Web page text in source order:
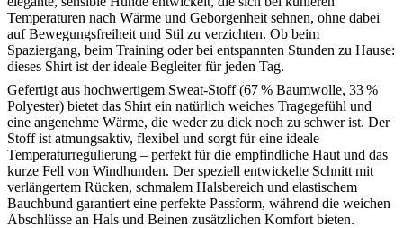
Temperaturen nach Wärme und Geborgenheit sehnen, ohne dabei
auf Bewegungsfreiheit und Stil zu verzichten. Ob beim
Spaziergang, beim Training oder bei entspannten Stunden zu Hause:
dieses Shirt ist der ideale Begleiter für jeden Tag.
Gefertigt aus hochwertigem Sweat-Stoff (67 % Baumwolle, 33 %
Polyester) bietet das Shirt ein natürlich weiches Tragegefühl und
eine angenehme Wärme, die weder zu dick noch zu schwer ist. Der
Stoff ist atmungsaktiv, flexibel und sorgt für eine ideale
Temperaturregulierung – perfekt für die empfindliche Haut und das
kurze Fell von Windhunden. Der speziell entwickelte Schnitt mit
verlängertem Rücken, schmalem Halsbereich und elastischem
Bauchbund garantiert eine perfekte Passform, während die weichen
Abschlüsse an Hals und Beinen zusätzlichen Komfort bieten.